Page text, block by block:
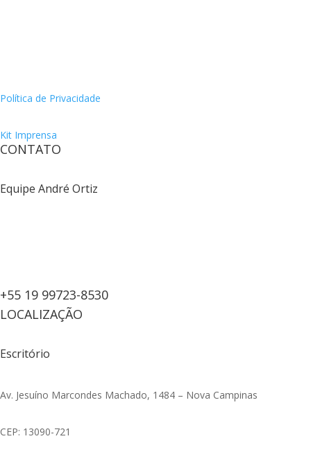
Política de Privacidade
Kit Imprensa
CONTATO
Equipe André Ortiz
+55 19 99723-8530
LOCALIZAÇÃO
Escritório
Av. Jesuíno Marcondes Machado, 1484 – Nova Campinas
CEP: 13090-721